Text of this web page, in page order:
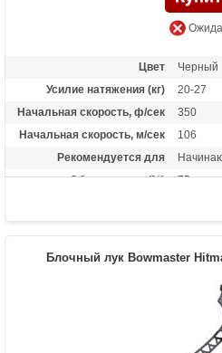
Цвет
Черный
Усилие натяжения (кг)
20-27
Начальная скорость, ф/сек
350
Начальная скорость, м/сек
106
Рекомендуется для
Сброс усилия (%)
75
Высота базы (дюймы)
6
Блочный лук Bowmaster